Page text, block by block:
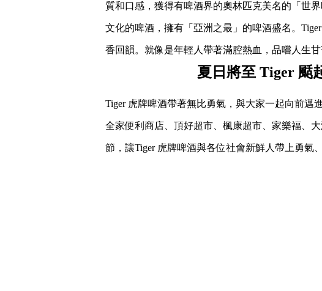
質和口感，獲得有啤酒界的奧林匹克美名的「世
文化的啤酒，擁有「亞洲之最」的啤酒盛名。
香回韻。就像是年輕人帶著滿腔熱血，品嚐人生甘
夏日將至 Tiger 颳
Tiger 虎牌啤酒帶著無比勇氣，與大家一起向前邁
全家便利商店、頂好超市、楓康超市、家樂福、
節，讓Tiger 虎牌啤酒與各位社會新鮮人帶上勇氣